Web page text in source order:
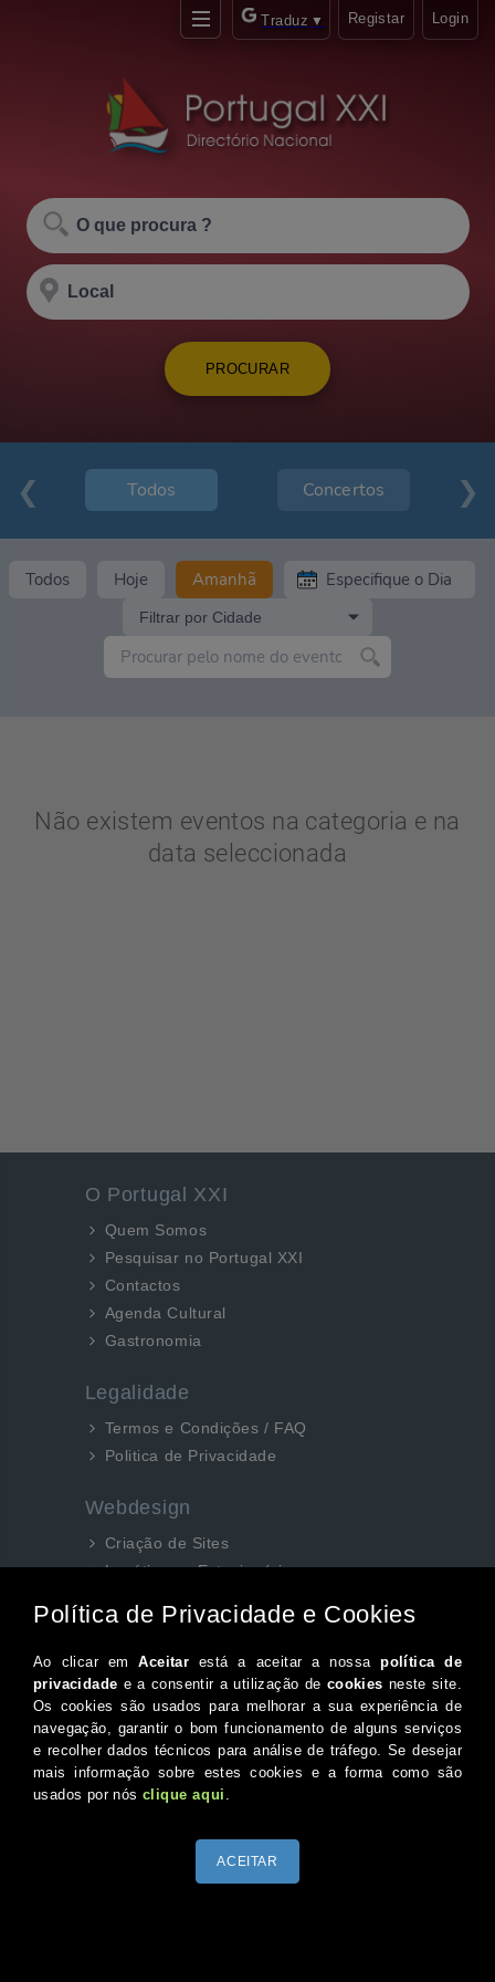
Traduz ▼ Registar Login
PROCURAR
Todos Concertos
Todos Hoje Amanhã
Filtrar por Cidade
Não existem eventos na categoria e na
data seleccionada
O Portugal XXI
Quem Somos
Pesquisar no Portugal XXI
Contactos
Agenda Cultural
Gastronomia
Legalidade
Termos e Condições / FAQ
Politica de Privacidade
Webdesign
Criação de Sites
Logótipos e Estacionários
Siga-nos aqui...
Facebook
Instagram
Twitter
Canal do Youtube
© 2026 Portugal XXI Todos os direitos reservados.
Desenvolvido por Optimeios